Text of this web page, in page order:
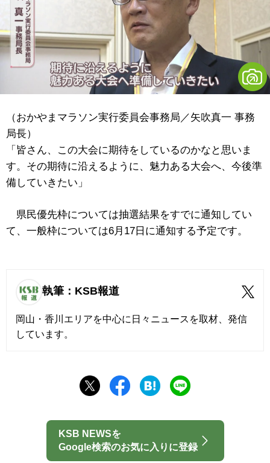
（おかやまマラソン実行委員会事務局／矢吹真一 事務
局長）
「皆さん、この大会に期待をしているのかなと思いま
す。その期待に沿えるように、魅力ある大会へ、今後準
備していきたい」
県民優先枠については抽選結果をすでに通知してい
て、一般枠については6月17日に通知する予定です。
執筆：KSB報道
岡山・香川エリアを中心に日々ニュースを取材、発信
しています。
KSB NEWSを
Google検索のお気に入りに登録